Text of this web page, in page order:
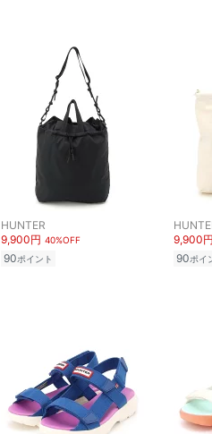
HUNTER
9,900円 40%OFF
90ポイント
9,900円
90ポイ